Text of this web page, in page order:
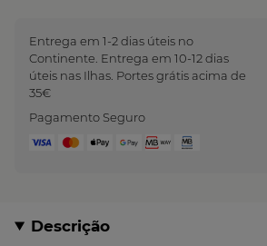
Entrega em 1-2 dias úteis no
Continente. Entrega em 10-12 dias
úteis nas Ilhas. Portes grátis acima de
35€
Pagamento Seguro
Descrição